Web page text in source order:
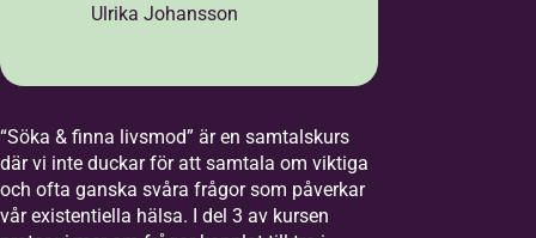
Ulrika Johansson
“Söka & finna livsmod” är en samtalskurs
där vi inte duckar för att samtala om viktiga
och ofta ganska svåra frågor som påverkar
vår existentiella hälsa. I del 3 av kursen